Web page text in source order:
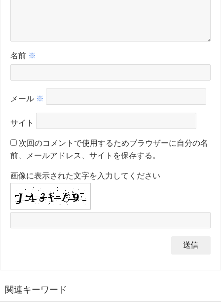
名前 ※
メール ※
サイト
次回のコメントで使用するためブラウザーに自分の名
前、メールアドレス、サイトを保存する。
画像に表示された文字を入力してください
関連キーワード